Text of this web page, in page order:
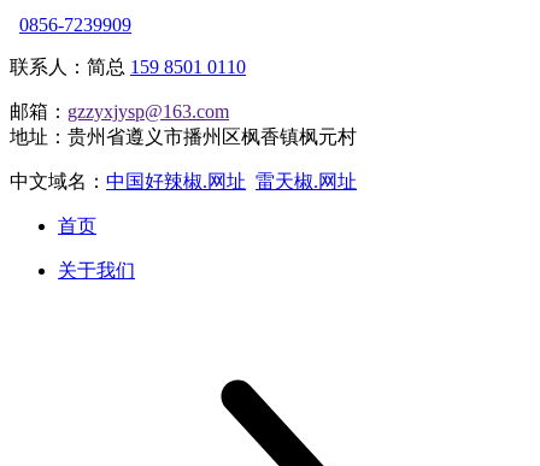
0856-7239909
联系人：简总 159 8501 0110
邮箱： gzzyxjysp@163.com
地址：贵州省遵义市播州区枫香镇枫元村
中文域名： 中国好辣椒.网址 雷天椒.网址
首页
关于我们